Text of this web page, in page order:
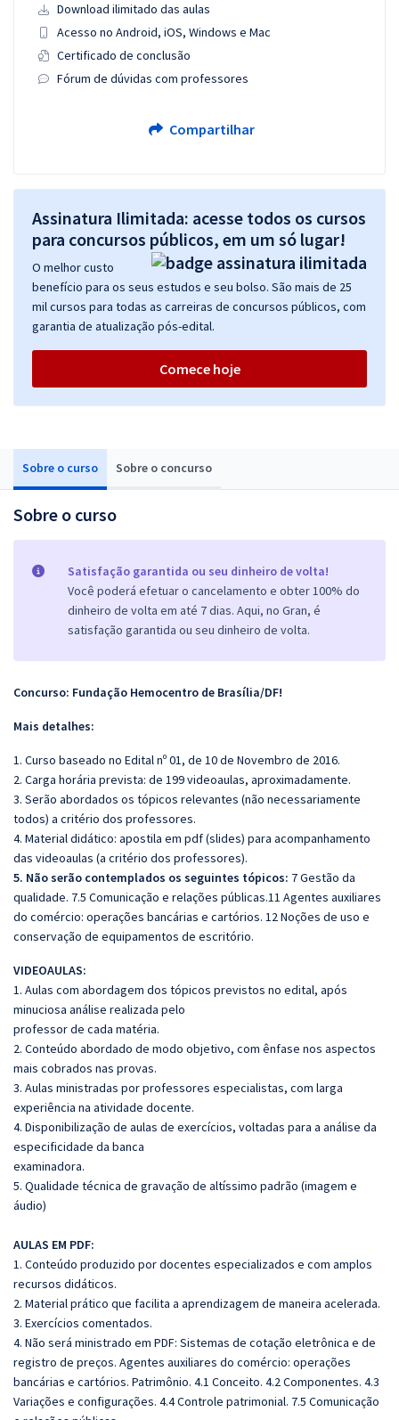
Sobre o curso Sobre o concurso
Sobre o curso
Satisfação garantida ou seu dinheiro de volta!
Você poderá efetuar o cancelamento e obter 100% do
dinheiro de volta em até 7 dias. Aqui, no Gran, é
satisfação garantida ou seu dinheiro de volta.
Concurso: Fundação Hemocentro de Brasília/DF!
Mais detalhes:
1. Curso baseado no Edital nº 01, de 10 de Novembro de 2016.
2. Carga horária prevista: de 199 videoaulas, aproximadamente.
3. Serão abordados os tópicos relevantes (não necessariamente
todos) a critério dos professores.
4. Material didático: apostila em pdf (slides) para acompanhamento
das videoaulas (a critério dos professores).
5. Não serão contemplados os seguintes tópicos: 7 Gestão da
qualidade. 7.5 Comunicação e relações públicas.11 Agentes auxiliares
do comércio: operações bancárias e cartórios. 12 Noções de uso e
conservação de equipamentos de escritório.
VIDEOAULAS:
1. Aulas com abordagem dos tópicos previstos no edital, após
minuciosa análise realizada pelo
professor de cada matéria.
2. Conteúdo abordado de modo objetivo, com ênfase nos aspectos
mais cobrados nas provas.
3. Aulas ministradas por professores especialistas, com larga
experiência na atividade docente.
4. Disponibilização de aulas de exercícios, voltadas para a análise da
especificidade da banca
examinadora.
5. Qualidade técnica de gravação de altíssimo padrão (imagem e
áudio)
AULAS EM PDF:
1. Conteúdo produzido por docentes especializados e com amplos
recursos didáticos.
2. Material prático que facilita a aprendizagem de maneira acelerada.
3. Exercícios comentados.
4. Não será ministrado em PDF: Sistemas de cotação eletrônica e de
registro de preços. Agentes auxiliares do comércio: operações
bancárias e cartórios. Patrimônio. 4.1 Conceito. 4.2 Componentes. 4.3
Variações e configurações. 4.4 Controle patrimonial. 7.5 Comunicação
Download ilimitado das aulas
Acesso no Android, iOS, Windows e Mac
Certificado de conclusão
Fórum de dúvidas com professores
Compartilhar
Assinatura Ilimitada: acesse todos os cursos
para concursos públicos, em um só lugar!
O melhor custo
benefício para os seus estudos e seu bolso. São mais de 25
mil cursos para todas as carreiras de concursos públicos, com
garantia de atualização pós-edital.
Comece hoje